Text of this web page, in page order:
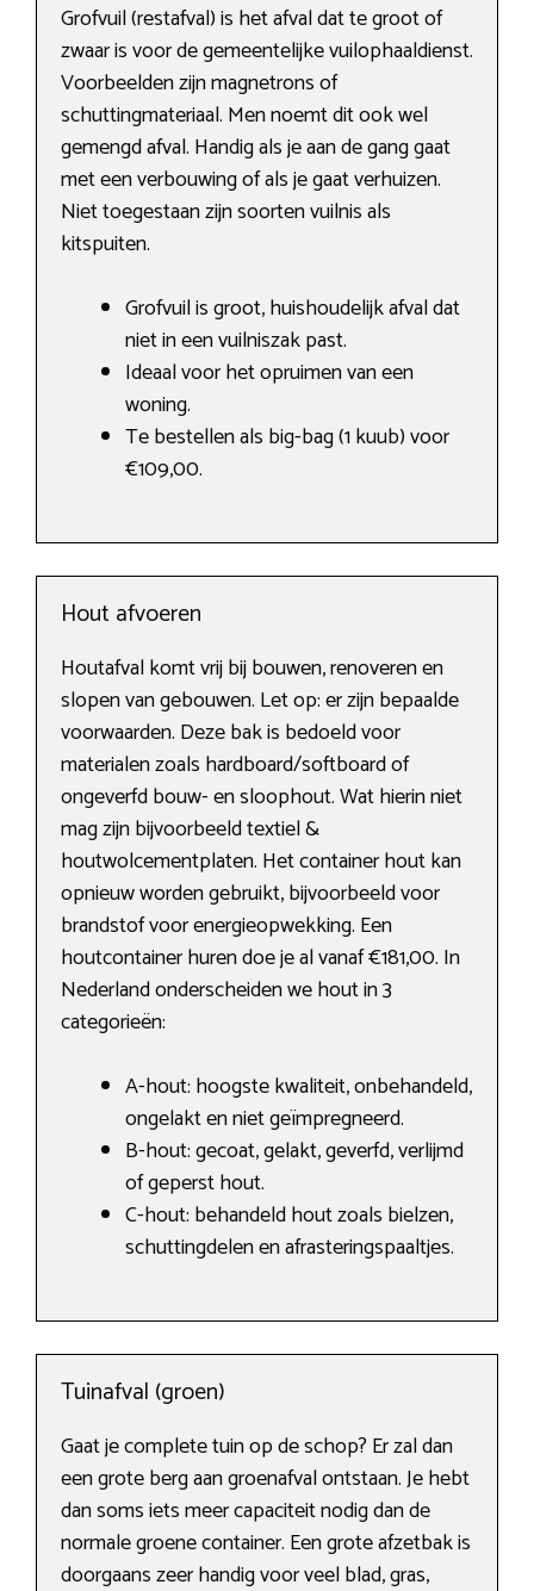
Grofvuil (restafval) is het afval dat te groot of
zwaar is voor de gemeentelijke vuilophaaldienst.
Voorbeelden zijn magnetrons of
schuttingmateriaal. Men noemt dit ook wel
gemengd afval. Handig als je aan de gang gaat
met een verbouwing of als je gaat verhuizen.
Niet toegestaan zijn soorten vuilnis als
kitspuiten.
Grofvuil is groot, huishoudelijk afval dat
niet in een vuilniszak past.
Ideaal voor het opruimen van een
woning.
Te bestellen als big-bag (1 kuub) voor
€109,00.
Hout afvoeren
Houtafval komt vrij bij bouwen, renoveren en
slopen van gebouwen. Let op: er zijn bepaalde
voorwaarden. Deze bak is bedoeld voor
materialen zoals hardboard/softboard of
ongeverfd bouw- en sloophout. Wat hierin niet
mag zijn bijvoorbeeld textiel &
houtwolcementplaten. Het container hout kan
opnieuw worden gebruikt, bijvoorbeeld voor
brandstof voor energieopwekking. Een
houtcontainer huren doe je al vanaf €181,00. In
Nederland onderscheiden we hout in 3
categorieën:
A-hout: hoogste kwaliteit, onbehandeld,
ongelakt en niet geïmpregneerd.
B-hout: gecoat, gelakt, geverfd, verlijmd
of geperst hout.
C-hout: behandeld hout zoals bielzen,
schuttingdelen en afrasteringspaaltjes.
Tuinafval (groen)
Gaat je complete tuin op de schop? Er zal dan
een grote berg aan groenafval ontstaan. Je hebt
dan soms iets meer capaciteit nodig dan de
normale groene container. Een grote afzetbak is
doorgaans zeer handig voor veel blad, gras,